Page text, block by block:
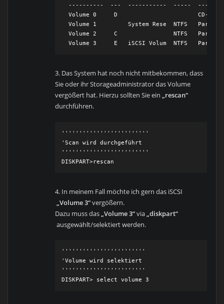
----------  ---  -----------  -----
Volume 0     D                       CD-ROM
Volume 1         System Rese  NTFS
Volume 2     C                NTFS
Volume 3     E   iSCSI Volum  NTFS
3. Das System hat noch nicht mitbekommen, dass
Sie oder ihr Storageadministrator das Volume
vergößert hat. Hierzu sollten Sie ein„rescan“
durchführen.
'''''''''''''''''''''''''
'Scan wird durchgeführt
'''''''''''''''''''''''''
DISKPART>rescan
4. In meinem Fall möchte ich gern das iSCSI
„Volume 3“vergößern.
Dazu muss das„Volume 3“via„diskpart“
ausgewählt/selektiert werden.
''''''''''''''''''''''''
'Volume wird selektiert
''''''''''''''''''''''''
DISKPART> select volume 3